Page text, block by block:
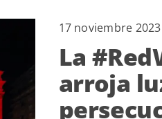
17 noviembre 2023
La
arroja